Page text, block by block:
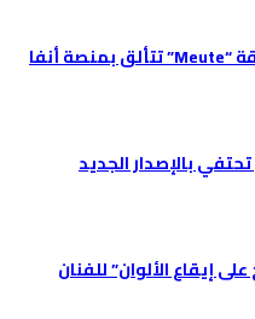
جازابلانكا: دانيل يخطف الأضواء وفرقة “Meute” تتألق بمنصة أنفا
بالإصدار الجديد
إيقاع الألوان” للفنان